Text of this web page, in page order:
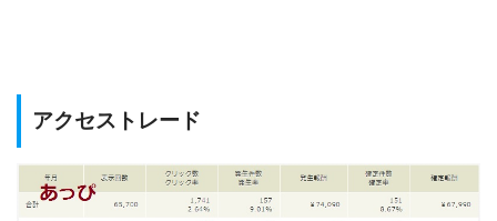
アクセストレード